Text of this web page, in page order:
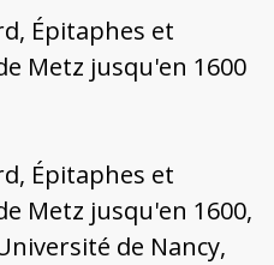
Épitaphes et
Metz jusqu'en 1600
Épitaphes et
Metz jusqu'en 1600,
de Nancy,